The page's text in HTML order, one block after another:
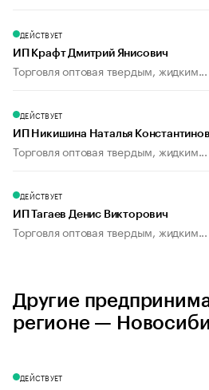
ДЕЙСТВУЕТ
ИП Крафт Дмитрий Янисович
Торговля оптовая твердым, жидким...
ДЕЙСТВУЕТ
ИП Никишина Наталья
Торговля оптовая твердым, жидким...
ДЕЙСТВУЕТ
ИП Тагаев Денис Викторович
Торговля оптовая твердым, жидким...
Другие
регионе —
ДЕЙСТВУЕТ